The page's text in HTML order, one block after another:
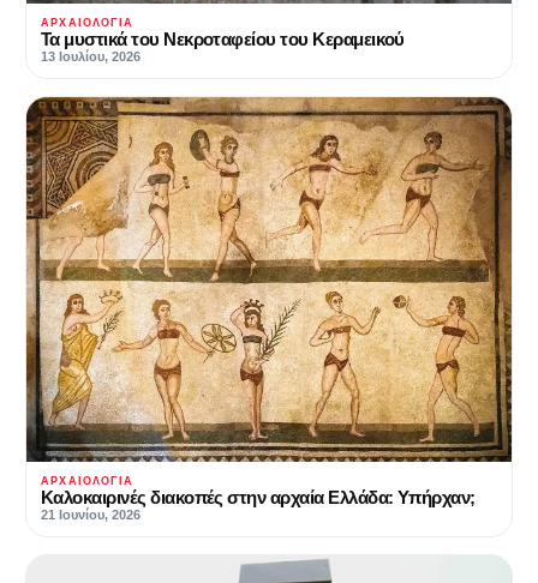
ΑΡΧΑΙΟΛΟΓΊΑ
Τα μυστικά του Νεκροταφείου του Κεραμεικού
13 Ιουλίου, 2026
ΑΡΧΑΙΟΛΟΓΊΑ
Καλοκαιρινές διακοπές στην αρχαία Ελλάδα: Υπήρχαν;
21 Ιουνίου, 2026